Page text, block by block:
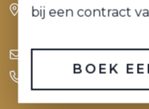
Stadhuisplein 9 -
+31(0)10 436 40 33
bij een contract
BOEK